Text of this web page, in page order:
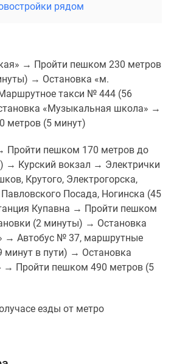
рядом
→ Пройти пешком 230 метров
→ Остановка «м.
такси № 444 (56
«Музыкальная школа» →
метров (5 минут)
Пройти пешком 170 метров до
→ Курский вокзал → Электрички
Крутого, Электрогорска,
Посада, Ногинска (45
Купавна → Пройти пешком
(2 минуты) → Остановка
→ Автобус № 37, маршрутные
минут в пути) → Остановка
→ Пройти пешком 490 метров (5
езды от метро